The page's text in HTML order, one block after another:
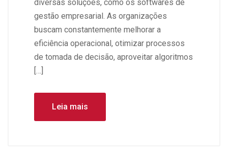
diversas soluções, como os softwares de
gestão empresarial. As organizações
buscam constantemente melhorar a
eficiência operacional, otimizar processos
de tomada de decisão, aproveitar algoritmos
[…]
Leia mais